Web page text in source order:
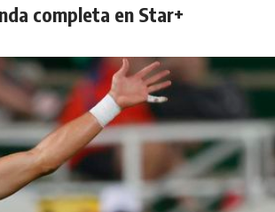
completa en Star+